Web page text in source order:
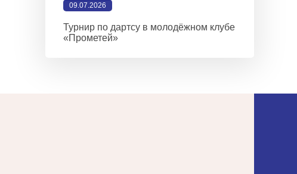
09.07.2026
Турнир по дартсу в молодёжном клубе
«Прометей»